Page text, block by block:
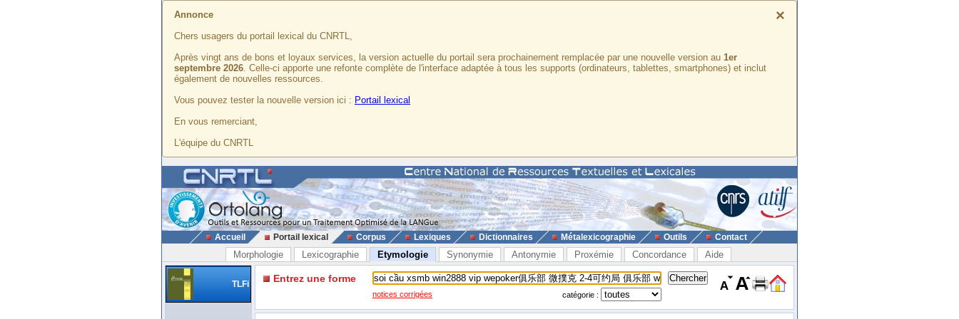
×
Annonce
Chers usagers du portail lexical du CNRTL,
Après vingt ans de bons et loyaux services, la version actuelle du portail sera prochainement remplacée par une nouvelle version au 1er
septembre 2026. Celle-ci apporte une refonte complète de l'interface adaptée à tous les supports (ordinateurs, tablettes, smartphones) et inclut
également de nouvelles ressources.
Vous pouvez tester la nouvelle version ici : Portail lexical
En vous remerciant,
L'équipe du CNRTL
Accueil Portail lexical Corpus Lexiques Dictionnaires Métalexicographie Outils Contact
Morphologie Lexicographie Etymologie Synonymie Antonymie Proxémie Concordance Aide
TLFi Entrez une forme
notices corrigées catégorie :